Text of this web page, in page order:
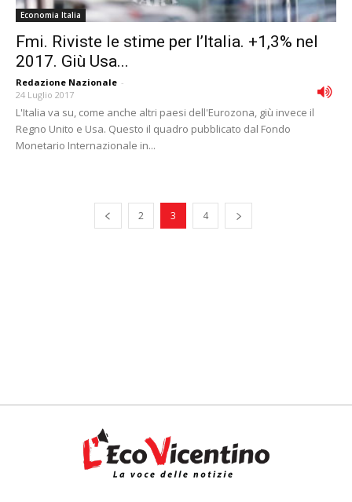
Economia Italia
Fmi. Riviste le stime per l’Italia. +1,3% nel
2017. Giù Usa...
Redazione Nazionale -
24 Luglio 2017
L'Italia va su, come anche altri paesi dell'Eurozona, giù invece il
Regno Unito e Usa. Questo il quadro pubblicato dal Fondo
Monetario Internazionale in...
2 3 4